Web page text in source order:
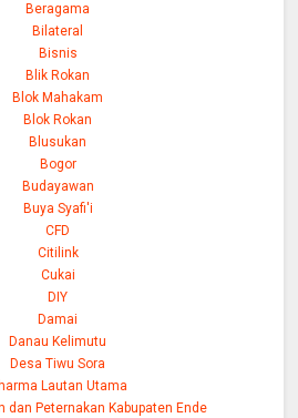
Beragama
Bilateral
Bisnis
Blik Rokan
Blok Mahakam
Blok Rokan
Blusukan
Bogor
Budayawan
Buya Syafi'i
CFD
Citilink
Cukai
DIY
Damai
Danau Kelimutu
Desa Tiwu Sora
Lautan Utama
dan Peternakan Kabupaten Ende